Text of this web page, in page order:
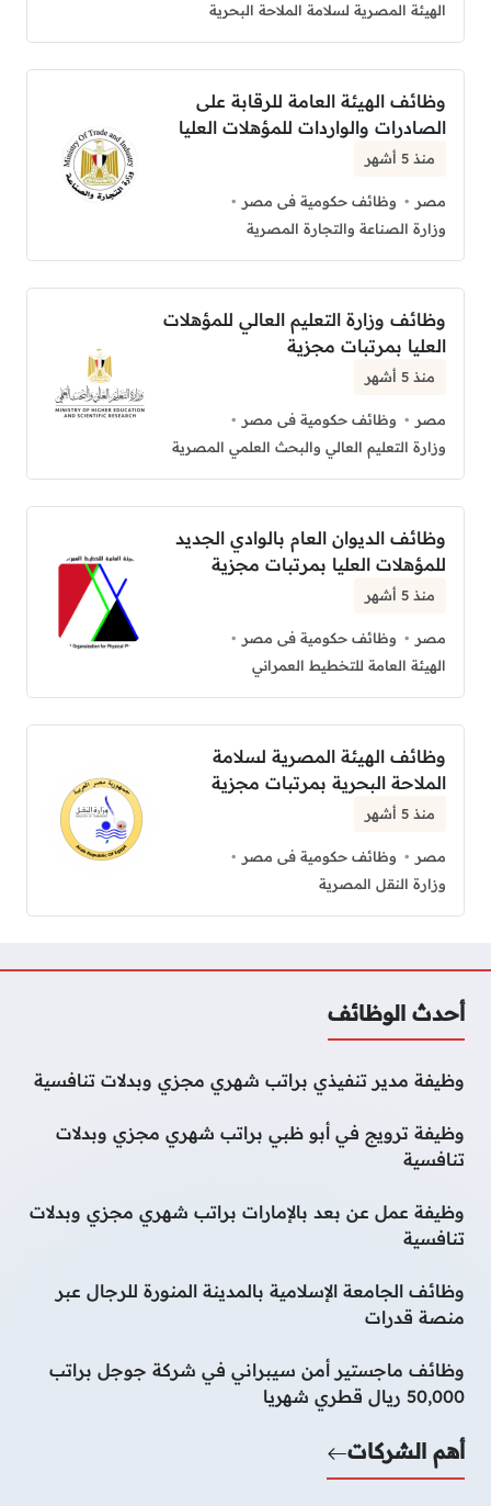
الهيئة المصرية لسلامة الملاحة البحرية
وظائف الهيئة العامة للرقابة على
الصادرات والواردات للمؤهلات العليا
منذ 5 أشهر
مصر
وظائف حكومية فى مصر
وزارة الصناعة والتجارة المصرية
وظائف وزارة التعليم العالي للمؤهلات
العليا بمرتبات مجزية
منذ 5 أشهر
مصر
وظائف حكومية فى مصر
وزارة التعليم العالي والبحث العلمي المصرية
وظائف الديوان العام بالوادي الجديد
للمؤهلات العليا بمرتبات مجزية
منذ 5 أشهر
مصر
وظائف حكومية فى مصر
الهيئة العامة للتخطيط العمراني
وظائف الهيئة المصرية لسلامة
الملاحة البحرية بمرتبات مجزية
منذ 5 أشهر
مصر
وظائف حكومية فى مصر
وزارة النقل المصرية
أحدث الوظائف
وظيفة مدير تنفيذي براتب شهري مجزي وبدلات تنافسية
وظيفة ترويج في أبو ظبي براتب شهري مجزي وبدلات
تنافسية
وظيفة عمل عن بعد بالإمارات براتب شهري مجزي وبدلات
تنافسية
وظائف الجامعة الإسلامية بالمدينة المنورة للرجال عبر
منصة قدرات
وظائف ماجستير أمن سيبراني في شركة جوجل براتب
50,000 ريال قطري شهريا
أهم الشركات